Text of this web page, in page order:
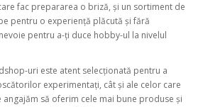
fac prepararea o briză, și un sortiment de
pentru o experiență plăcută și fără
pentru a-ți duce hobby-ul la nivelul
uri este atent selecționată pentru a
experimentați, cât și ale celor care
să oferim cele mai bune produse și